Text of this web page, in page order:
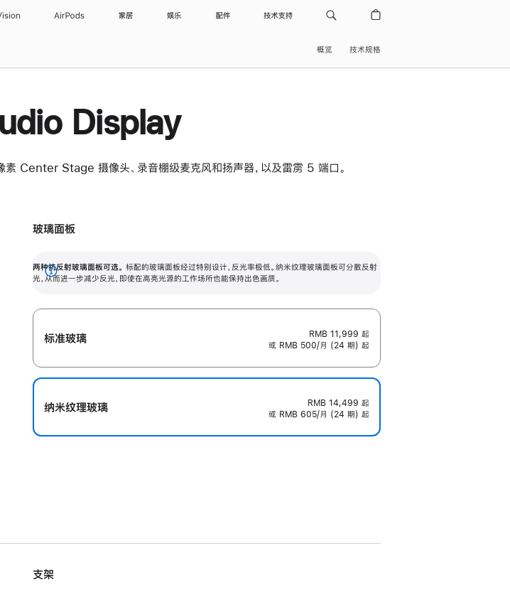
AirPods 家居 娱乐 配件 技术支持
概览 技术规格
Display
Center Stage 摄像头、录音棚级麦克风和扬声器，以及雷雳 5 端口。
的场所使用，也能保持出色画质。
玻璃面板
两种抗反射玻璃面板可选。 标配的玻璃面板经过特别设计，反光率极低。纳米纹理玻璃面板可分散反射
光，从而进一步减少反光，即使在高亮光源的工作场所也能保持出色画质。
展
标准玻璃 RMB 11,999 起
或 RMB 500/月 (24 期) 起
纳米纹理玻璃 RMB 14,499 起
或 RMB 605/月 (24 期) 起
支架